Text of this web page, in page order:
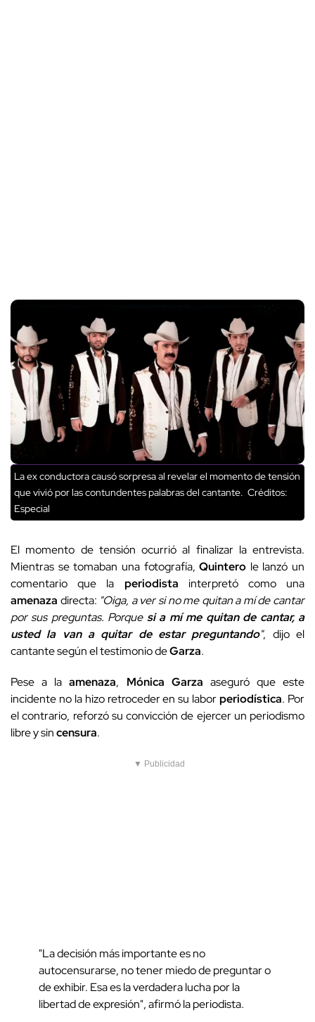
La ex conductora causó sorpresa al revelar el momento de tensión
que vivió por las contundentes palabras del cantante. Créditos:
Especial
El momento de tensión ocurrió al finalizar la entrevista.
Mientras se tomaban una fotografía,Quintero le lanzó un
comentario que la periodista interpretó como una
amenaza directa: "Oiga, a ver si no me quitan a mí de cantar
por sus preguntas. Porquesi a mí me quitan de cantar, a
usted la van a quitar de estar preguntando", dijo el
cantante según el testimonio deGarza.
Pese a laamenaza, Mónica Garza aseguró que este
incidente no la hizo retroceder en su laborperiodística. Por
el contrario, reforzó su convicción de ejercer un periodismo
libre y sincensura.
▼ Publicidad
"La decisión más importante es no
autocensurarse, no tener miedo de preguntar o
de exhibir. Esa es la verdadera lucha por la
libertad de expresión", afirmó la periodista.